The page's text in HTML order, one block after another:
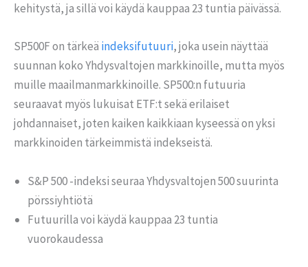
kehitystä, ja sillä voi käydä kauppaa 23 tuntia päivässä.
SP500F on tärkeä indeksifutuuri, joka usein näyttää
suunnan koko Yhdysvaltojen markkinoille, mutta myös
muille maailmanmarkkinoille. SP500:n futuuria
seuraavat myös lukuisat ETF:t sekä erilaiset
johdannaiset, joten kaiken kaikkiaan kyseessä on yksi
markkinoiden tärkeimmistä indekseistä.
S&P 500 -indeksi seuraa Yhdysvaltojen 500 suurinta
pörssiyhtiötä
Futuurilla voi käydä kauppaa 23 tuntia
vuorokaudessa